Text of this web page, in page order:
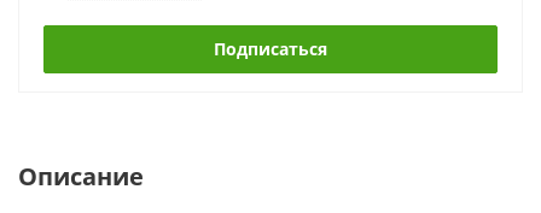
Подписаться
Описание